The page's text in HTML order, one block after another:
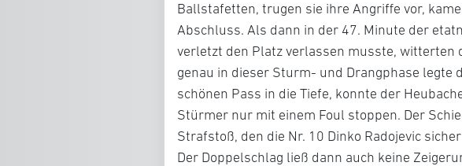
Ballstafetten, trugen sie ihre Angriffe vor,
Abschluss. Als dann in der 47. Minute der
verletzt den Platz verlassen musste, witterten
genau in dieser Sturm- und Drangphase legte
schönen Pass in die Tiefe, konnte der
Stürmer nur mit einem Foul stoppen. Der
Strafstoß, den die Nr. 10 Dinko Radojevic
Der Doppelschlag ließ dann auch keine